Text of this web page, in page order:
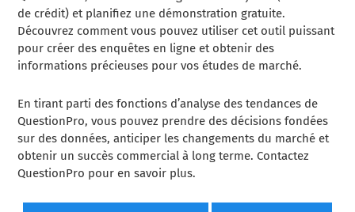
de crédit) et planifiez une démonstration gratuite.
Découvrez comment vous pouvez utiliser cet outil puissant
pour créer des enquêtes en ligne et obtenir des
informations précieuses pour vos études de marché.
En tirant parti des fonctions d’analyse des tendances de
QuestionPro, vous pouvez prendre des décisions fondées
sur des données, anticiper les changements du marché et
obtenir un succès commercial à long terme. Contactez
QuestionPro pour en savoir plus.